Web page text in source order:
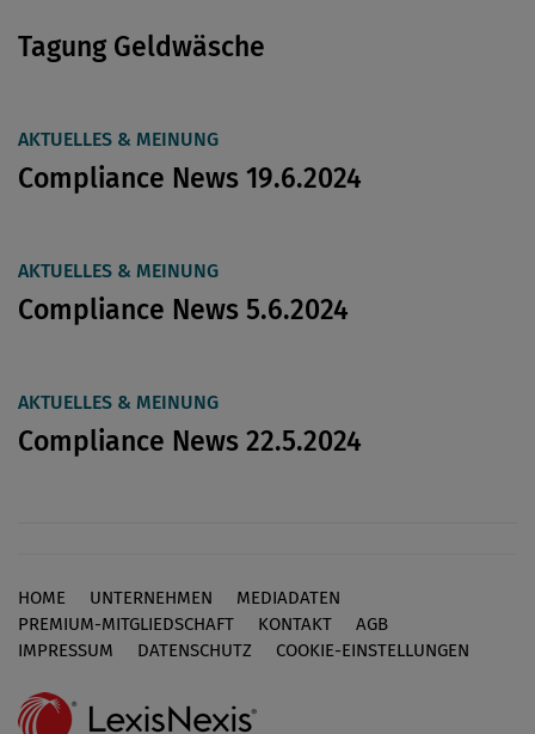
Tagung Geldwäsche
AKTUELLES & MEINUNG
Compliance News 19.6.2024
AKTUELLES & MEINUNG
Compliance News 5.6.2024
AKTUELLES & MEINUNG
Compliance News 22.5.2024
Footer
HOME UNTERNEHMEN
MEDIADATEN
PREMIUM-MITGLIEDSCHAFT
KONTAKT
AGB
IMPRESSUM
DATENSCHUTZ COOKIE-EINSTELLUNGEN